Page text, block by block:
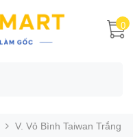
0
V. Vỏ Bình Taiwan Trắng